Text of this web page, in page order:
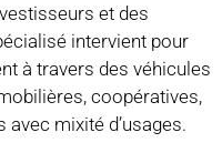
et des
intervient pour
à travers des véhicules
coopératives,
mixité d’usages.